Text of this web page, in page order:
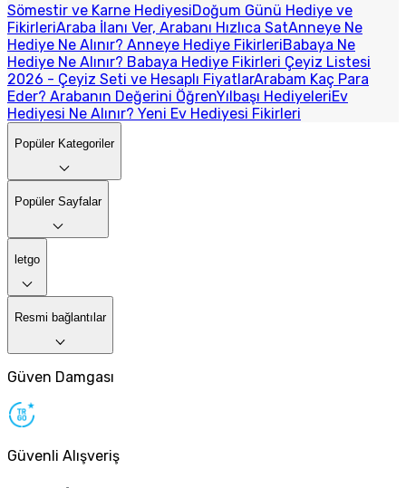
Sömestir ve Karne HediyesiDoğum Günü Hediye ve
FikirleriAraba İlanı Ver, Arabanı Hızlıca SatAnneye Ne
Hediye Ne Alınır? Anneye Hediye FikirleriBabaya Ne
Hediye Ne Alınır? Babaya Hediye Fikirleri Çeyiz Listesi
2026 - Çeyiz Seti ve Hesaplı FiyatlarArabam Kaç Para
Eder? Arabanın Değerini ÖğrenYılbaşı HediyeleriEv
Hediyesi Ne Alınır? Yeni Ev Hediyesi Fikirleri
Popüler Kategoriler
Popüler Sayfalar
letgo
Resmi bağlantılar
Güven Damgası
Güvenli Alışveriş